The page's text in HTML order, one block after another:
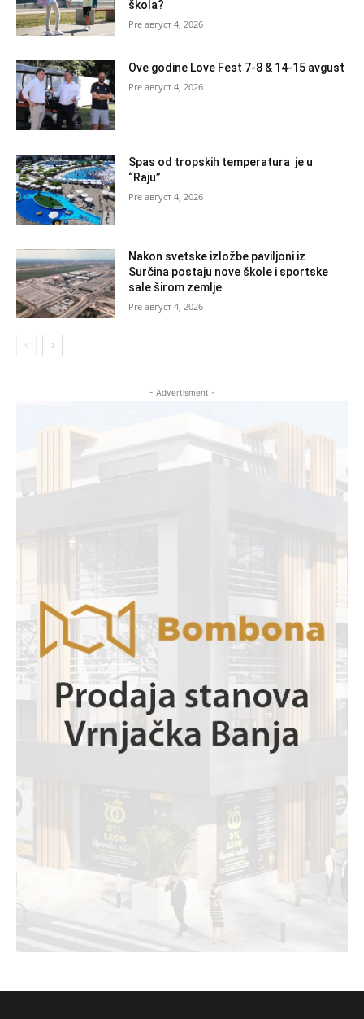
škola?
август 4, 2026
Ove godine Love Fest 7-8 & 14-15 avgust
август 4, 2026
Spas od tropskih temperatura je u
“Raju”
август 4, 2026
Nakon svetske izložbe paviljoni iz
Surčina postaju nove škole i sportske
sale širom zemlje
август 4, 2026
- Advertisment -